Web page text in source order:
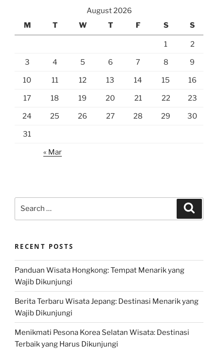
August 2026
M
T W T F S S
1 2
3 4 5 6 7 8 9
10 11 12 13 14 15 16
17 18 19 20 21 22 23
24 25 26 27 28 29 30
31
« Mar
RECENT POSTS
Panduan Wisata Hongkong: Tempat Menarik yang
Wajib Dikunjungi
Berita Terbaru Wisata Jepang: Destinasi Menarik yang
Wajib Dikunjungi
Menikmati Pesona Korea Selatan Wisata: Destinasi
Terbaik yang Harus Dikunjungi